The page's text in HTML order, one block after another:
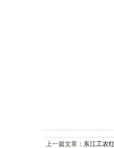
上一篇文章： 东江工农